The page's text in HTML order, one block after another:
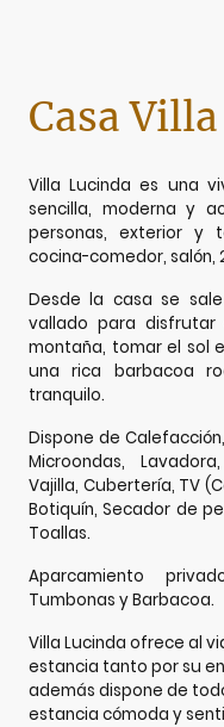
Casa
Villa Lucinda es una
sencilla, moderna y
personas, exterior y
cocina-comedor, salón,
Desde la casa se
vallado para disfrutar
montaña, tomar el sol
una rica barbacoa
tranquilo.
Dispone de
Microondas,
Vajilla, Cubertería, TV
Botiquín, Secador de
Toallas.
Aparcamiento
Tumbonas y Barbacoa.
Villa Lucinda ofrece al
estancia tanto por su
además dispone de
estancia cómoda y